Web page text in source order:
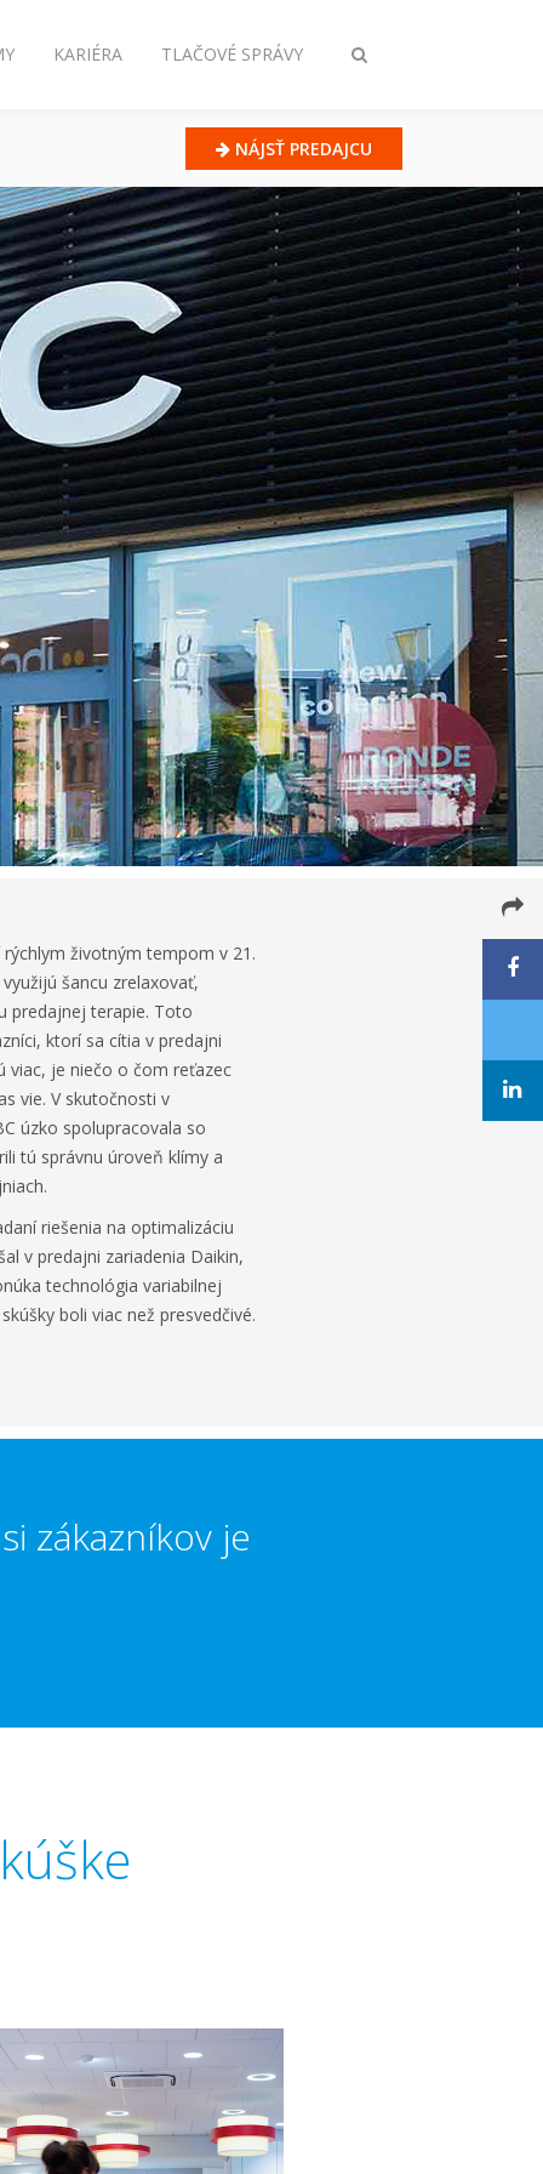
Prepnúť
KARIÉRA TLAČOVÉ SPRÁVY
NÁJSŤ PREDAJCU
rýchlym životným tempom v 21.
šancu zrelaxovať,
predajnej terapie. Toto
ktorí sa cítia v predajni
viac, je niečo o čom reťazec
vie. V skutočnosti v
úzko spolupracovala so
tú správnu úroveň klímy a
riešenia na optimalizáciu
v predajni zariadenia Daikin,
technológia variabilnej
boli viac než presvedčivé.
zákazníkov je